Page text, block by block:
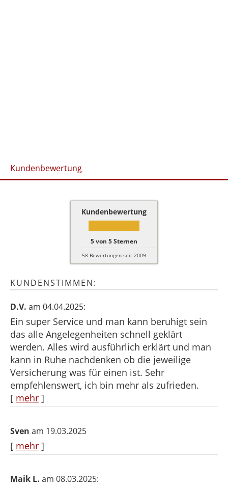
Kundenbewertung
Kundenbewertung
5von 5Sternen
58 Bewertungen seit 2009
KUNDENSTIMMEN:
D.V. am 04.04.2025:
Ein super Service und man kann beruhigt sein
das alle Angelegenheiten schnell geklärt
werden. Alles wird ausführlich erklärt und man
kann in Ruhe nachdenken ob die jeweilige
Versicherung was für einen ist. Sehr
empfehlenswert, ich bin mehr als zufrieden.
[ mehr ]
Sven am 19.03.2025
[ mehr ]
Maik L. am 08.03.2025: